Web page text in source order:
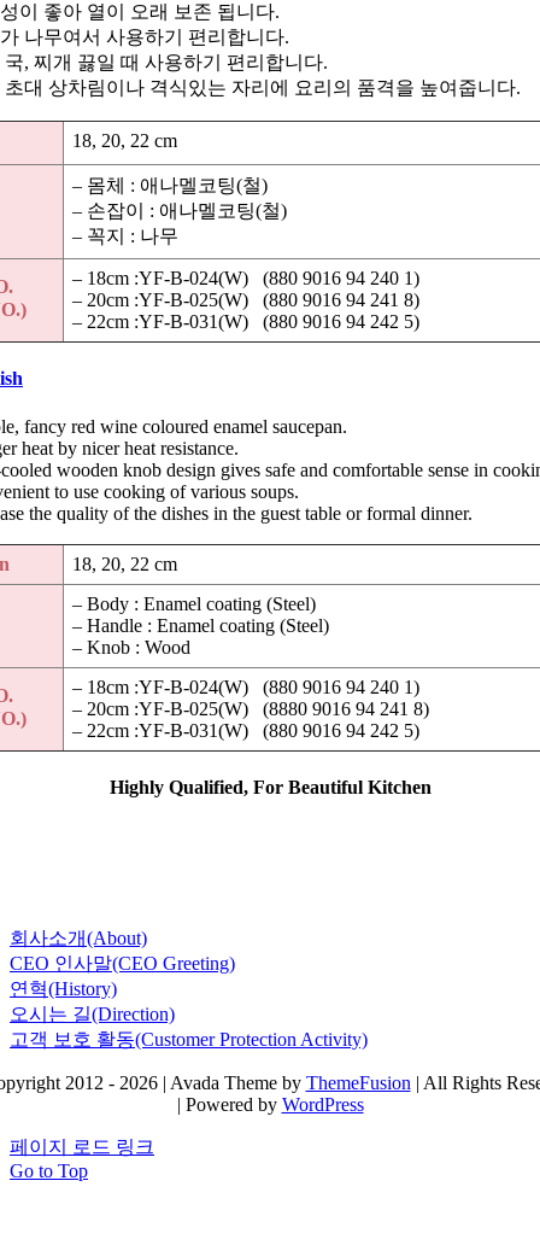
이 좋아 열이 오래 보존 됩니다.
나무여서 사용하기 편리합니다.
국, 찌개 끓일 때 사용하기 편리합니다.
초대 상차림이나 격식있는 자리에 요리의 품격을 높여줍니다.
18, 20, 22 cm
– 몸체 : 애나멜코팅(철)
– 손잡이 : 애나멜코팅(철)
– 꼭지 : 나무
– 18cm :YF-B-024(W) (880 9016 94 240 1)
– 20cm :YF-B-025(W) (880 9016 94 241 8)
– 22cm :YF-B-031(W) (880 9016 94 242 5)
fancy red wine coloured enamel saucepan.
heat by nicer heat resistance.
wooden knob design gives safe and comfortable sense in
to use cooking of various soups.
the quality of the dishes in the guest table or formal dinner.
18, 20, 22 cm
– Body : Enamel coating (Steel)
– Handle : Enamel coating (Steel)
– Knob : Wood
– 18cm :YF-B-024(W) (880 9016 94 240 1)
– 20cm :YF-B-025(W) (8880 9016 94 241 8)
– 22cm :YF-B-031(W) (880 9016 94 242 5)
Highly Qualified, For Beautiful Kitchen
회사소개(About)
CEO 인사말(CEO Greeting)
연혁(History)
오시는 길(Direction)
고객 보호 활동(Customer Protection Activity)
2012 - 2026 | Avada Theme by ThemeFusion | All Rights
| Powered by WordPress
페이지 로드 링크
Go to Top